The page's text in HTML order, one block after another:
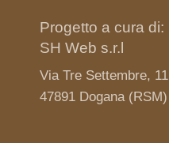
Progetto a cura di:
SH Web s.r.l
Via Tre Settembre, 11
47891 Dogana (RSM)